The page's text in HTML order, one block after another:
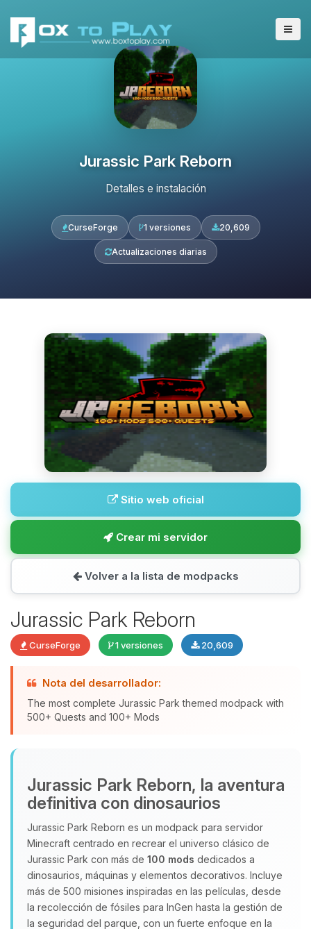
Jurassic Park Reborn
Detalles e instalación
CurseForge 1 versiones 20,609
Actualizaciones diarias
Sitio web oficial
Crear mi servidor
Volver a la lista de modpacks
Jurassic Park Reborn
CurseForge 1 versiones 20,609
Nota del desarrollador:
The most complete Jurassic Park themed modpack with
500+ Quests and 100+ Mods
Jurassic Park Reborn, la aventura
definitiva con dinosaurios
Jurassic Park Reborn es un modpack para servidor
Minecraft centrado en recrear el universo clásico de
Jurassic Park con más de 100 mods dedicados a
dinosaurios, máquinas y elementos decorativos. Incluye
más de 500 misiones inspiradas en las películas, desde
la recolección de fósiles para InGen hasta la gestión de
la seguridad del parque, con un fuerte enfoque en la
Yupi, por fin alguien con quien
asistente de BoxToPlay. Cuentame
que necesitas y moveré mis